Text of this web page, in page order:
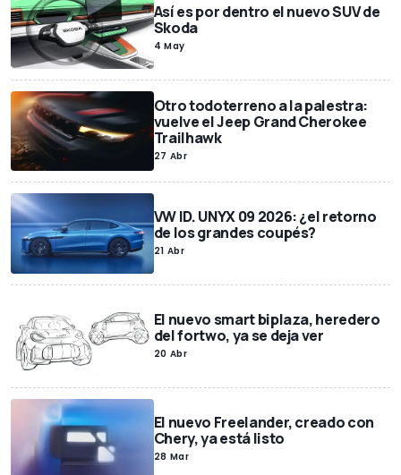
Así es por dentro el nuevo SUV de
Skoda
4 May
Otro todoterreno a la palestra:
vuelve el Jeep Grand Cherokee
Trailhawk
27 Abr
VW ID. UNYX 09 2026: ¿el retorno
de los grandes coupés?
21 Abr
El nuevo smart biplaza, heredero
del fortwo, ya se deja ver
20 Abr
El nuevo Freelander, creado con
Chery, ya está listo
28 Mar